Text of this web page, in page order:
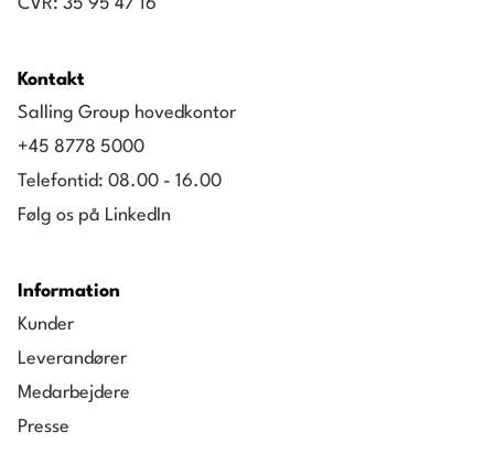
CVR: 35 95 47 16
Kontakt
Salling Group hovedkontor
+45 8778 5000
Telefontid: 08.00 - 16.00
Følg os på LinkedIn
Information
Kunder
Leverandører
Medarbejdere
Presse